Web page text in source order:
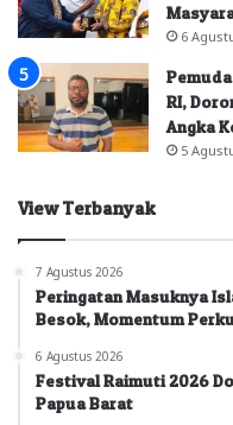
6
RI,
Angka
5
View Terbanyak
7 Agustus 2026
Peringatan Masuknya
Besok, Momentum
6 Agustus 2026
Festival Raimuti 2026
Papua Barat